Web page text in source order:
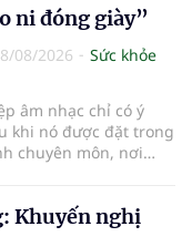
ni đóng giày”
08/2026
Sức khỏe
âm nhạc chỉ có ý
khi nó được đặt trong
chuyên môn, nơi
Khuyến nghị